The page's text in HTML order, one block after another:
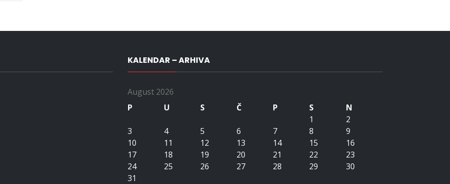
KALENDAR – ARHIVA
August 2026
P
U S Č P S
N
1
2
3
4 5 6 7 8
9
10
11 12 13 14 15
16
17
18 19 20 21 22
23
24
25 26 27 28 29
30
31